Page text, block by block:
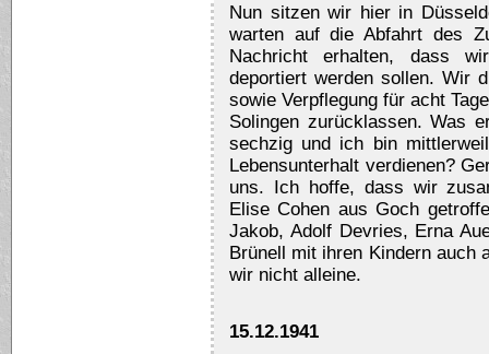
Nun sitzen wir hier in
warten auf die Abfahrt des
Nachricht erhalten, dass
deportiert werden sollen. Wir
sowie Verpflegung für acht
Solingen zurücklassen. Was
sechzig und ich bin
Lebensunterhalt verdienen?
uns. Ich hoffe, dass wir
Elise Cohen aus Goch
Jakob, Adolf Devries, Erna
Brünell mit ihren Kindern auch
wir nicht alleine.
15.12.1941